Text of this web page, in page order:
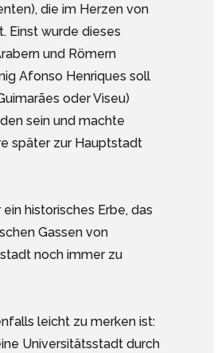
die im Herzen von
Einst wurde dieses
und Römern
Afonso Henriques soll
oder Viseu)
sein und machte
später zur Hauptstadt
historisches Erbe, das
Gassen von
noch immer zu
leicht zu merken ist:
Universitätsstadt durch